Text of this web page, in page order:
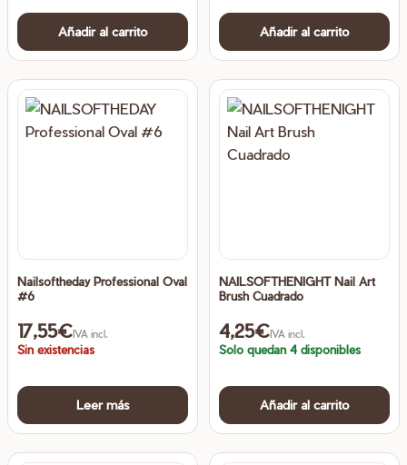
Añadir al carrito Añadir al carrito
Nailsoftheday Professional Oval
#6
17,55€IVA incl.
Sin existencias
Leer más
NAILSOFTHENIGHT Nail Art
Brush Cuadrado
4,25€IVA incl.
Solo quedan 4 disponibles
Añadir al carrito